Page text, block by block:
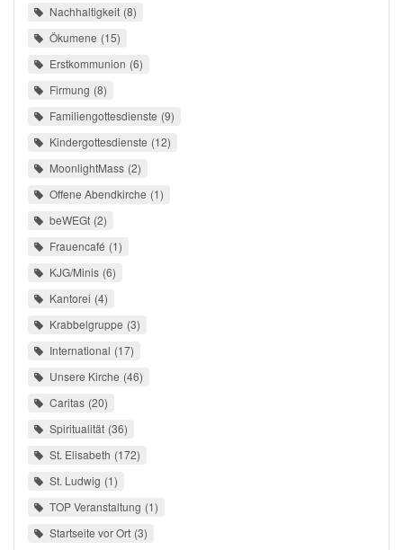
Nachhaltigkeit 8
Ökumene 15
Erstkommunion 6
Firmung 8
Familiengottesdienste 9
Kindergottesdienste 12
MoonlightMass 2
Offene Abendkirche 1
beWEGt 2
Frauencafé 1
KJG/Minis 6
Kantorei 4
Krabbelgruppe 3
International 17
Unsere Kirche 46
Caritas 20
Spiritualität 36
St. Elisabeth 172
St. Ludwig 1
TOP Veranstaltung 1
Startseite vor Ort 3